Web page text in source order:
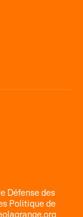
Défense des
Politique de